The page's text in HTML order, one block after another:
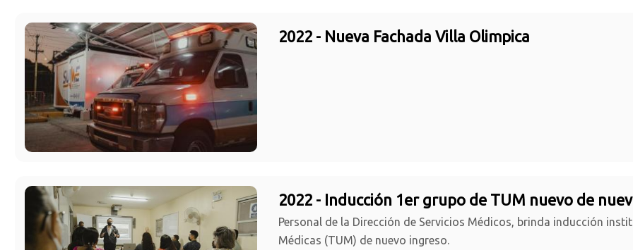
2022 - Nueva Fachada Villa Olimpica
2022 - Inducción 1er grupo de TUM nuevo de
Personal de la Dirección de Servicios Médicos, brinda inducción
Médicas (TUM) de nuevo ingreso.